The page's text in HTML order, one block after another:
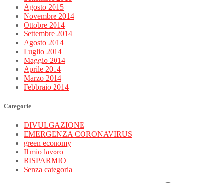
Agosto 2015
Novembre 2014
Ottobre 2014
Settembre 2014
Agosto 2014
Luglio 2014
Maggio 2014
Aprile 2014
Marzo 2014
Febbraio 2014
Categorie
DIVULGAZIONE
EMERGENZA CORONAVIRUS
green economy
Il mio lavoro
RISPARMIO
Senza categoria